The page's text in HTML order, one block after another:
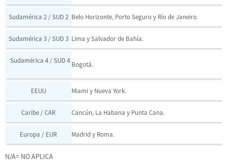
Sudamérica 2 / SUD 2 Belo Horizonte, Porto Seguro y Río de Janeiro.
Sudamérica 3 / SUD 3 Lima y Salvador de Bahía.
Sudamérica 4 / SUD 4 Bogotá.
EEUU Miami y Nueva York.
Caribe / CAR Cancún, La Habana y Punta Cana.
Europa / EUR Madrid y Roma.
N/A= NO APLICA